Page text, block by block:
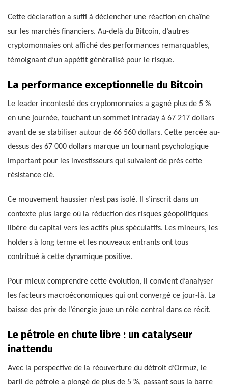
Cette déclaration a suffi à déclencher une réaction en chaîne
sur les marchés financiers. Au-delà du Bitcoin, d’autres
cryptomonnaies ont affiché des performances remarquables,
témoignant d’un appétit généralisé pour le risque.
La performance exceptionnelle du Bitcoin
Le leader incontesté des cryptomonnaies a gagné plus de 5 %
en une journée, touchant un sommet intraday à 67 217 dollars
avant de se stabiliser autour de 66 560 dollars. Cette percée au-
dessus des 67 000 dollars marque un tournant psychologique
important pour les investisseurs qui suivaient de près cette
résistance clé.
Ce mouvement haussier n’est pas isolé. Il s’inscrit dans un
contexte plus large où la réduction des risques géopolitiques
libère du capital vers les actifs plus spéculatifs. Les mineurs, les
holders à long terme et les nouveaux entrants ont tous
contribué à cette dynamique positive.
Pour mieux comprendre cette évolution, il convient d’analyser
les facteurs macroéconomiques qui ont convergé ce jour-là. La
baisse des prix de l’énergie joue un rôle central dans ce récit.
Le pétrole en chute libre : un catalyseur
inattendu
Avec la perspective de la réouverture du détroit d’Ormuz, le
baril de pétrole a plongé de plus de 5 %, passant sous la barre